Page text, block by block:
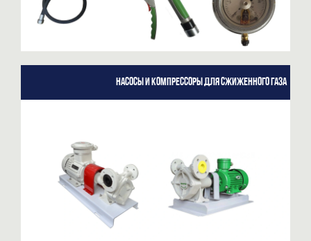
Насосы и компрессоры для сжиженного газа